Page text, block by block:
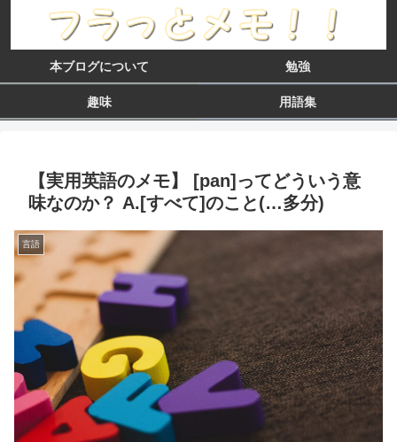
本ブログについて 勉強
趣味 用語集
【実用英語のメモ】 [pan]ってどういう意
味なのか？ A.[すべて]のこと(…多分)
言語